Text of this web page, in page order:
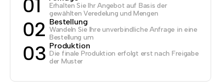
01
Erhalten Sie Ihr Angebot auf Basis der
gewählten Veredelung und Mengen
02 Bestellung
Wandeln Sie Ihre unverbindliche Anfrage in eine
Bestellung um
03 Produktion
Die finale Produktion erfolgt erst nach Freigabe
der Muster